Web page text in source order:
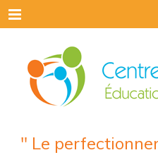
Menu
" Le